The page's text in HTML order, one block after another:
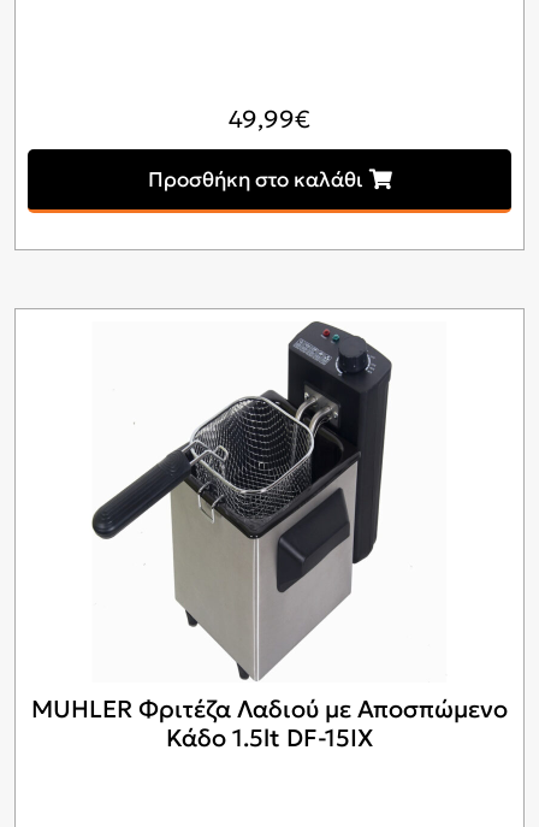
49,99€
Προσθήκη στο καλάθι
MUHLER Φριτέζα Λαδιού με Αποσπώμενο
Κάδο 1.5lt DF-15IX